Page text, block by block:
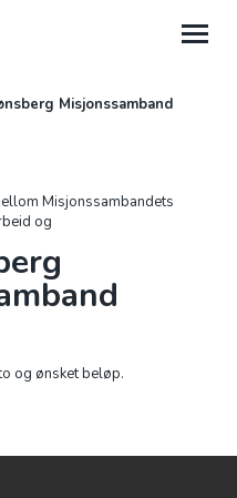
Misjonssamband
Misjonssambandets
og
og ønsket beløp.